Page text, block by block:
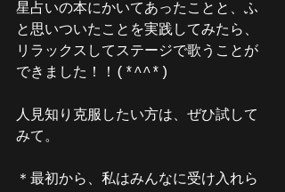
星占いの本にかいてあったことと、ふ
と思いついたことを実践してみたら、
リラックスしてステージで歌うことが
できました！！(*^^*)
人見知り克服したい方は、ぜひ試して
みて。
＊最初から、私はみんなに受け入れら